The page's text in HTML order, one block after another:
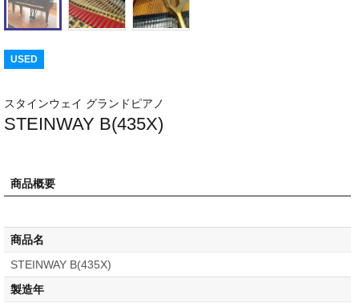
USED
スタインウェイ グランドピアノ
STEINWAY B(435X)
商品概要
商品名
STEINWAY B(435X)
製造年